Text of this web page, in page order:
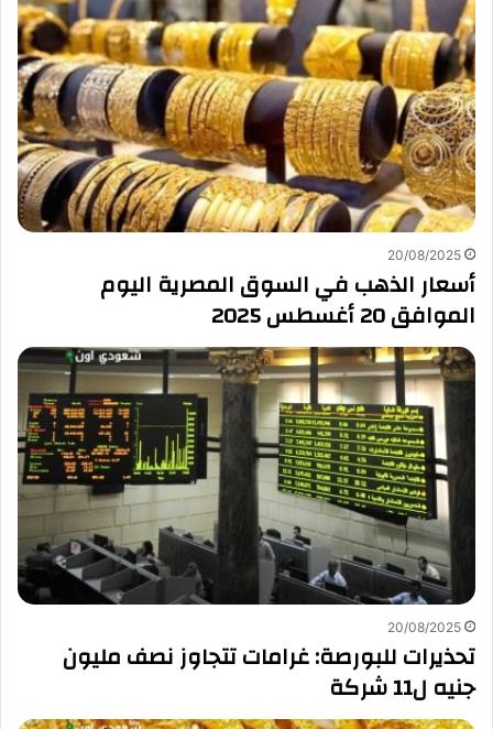
20/08/2025
أسعار الذهب في السوق المصرية اليوم
الموافق 20 أغسطس 2025
20/08/2025
تحذيرات للبورصة: غرامات تتجاوز نصف مليون
جنيه ل11 شركة